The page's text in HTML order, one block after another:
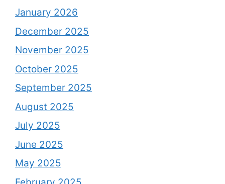
January 2026
December 2025
November 2025
October 2025
September 2025
August 2025
July 2025
June 2025
May 2025